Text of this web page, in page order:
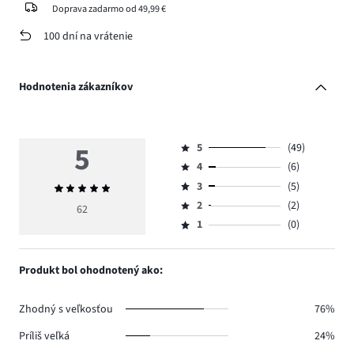
Doprava zadarmo od 49,99 €
100 dní na vrátenie
Hodnotenia zákazníkov
5
Priemerné
hodnotenie
62
Hodnotenie
5,
počet
hlasov
49.
5
(49)
Hodnotenie
4,
počet
hlasov
4
(6)
Hodnotenie
3,
počet
3
(5)
Hodnotenie
2,
2
(2)
Hodnotenie
1,
1 (0)
Produkt bol ohodnotený ako:
Zhodný s veľkosťou
76%
Príliš veľká
24%